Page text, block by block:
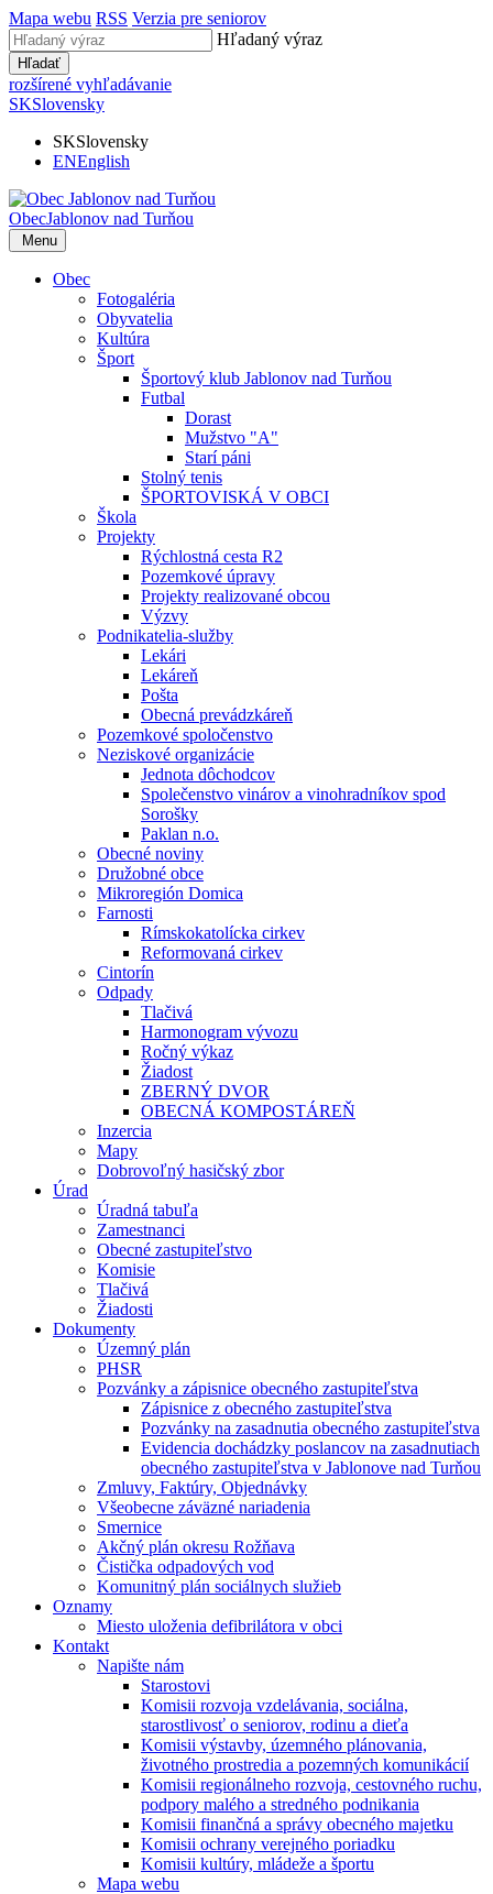
Mapa webu RSS Verzia pre seniorov
Hľadaný výraz
Hľadať
rozšírené vyhľadávanie
SKSlovensky
SKSlovensky
ENEnglish
ObecJablonov nad Turňou
Menu
Obec
Fotogaléria
Obyvatelia
Kultúra
Šport
Športový klub Jablonov nad Turňou
Futbal
Dorast
Mužstvo "A"
Starí páni
Stolný tenis
ŠPORTOVISKÁ V OBCI
Škola
Projekty
Rýchlostná cesta R2
Pozemkové úpravy
Projekty realizované obcou
Výzvy
Podnikatelia-služby
Lekári
Lekáreň
Pošta
Obecná prevádzkáreň
Pozemkové spoločenstvo
Neziskové organizácie
Jednota dôchodcov
Společenstvo vinárov a vinohradníkov spod
Sorošky
Paklan n.o.
Obecné noviny
Družobné obce
Mikroregión Domica
Farnosti
Rímskokatolícka cirkev
Reformovaná cirkev
Cintorín
Odpady
Tlačivá
Harmonogram vývozu
Ročný výkaz
Žiadost
ZBERNÝ DVOR
OBECNÁ KOMPOSTÁREŇ
Inzercia
Mapy
Dobrovoľný hasičský zbor
Úrad
Úradná tabuľa
Zamestnanci
Obecné zastupiteľstvo
Komisie
Tlačivá
Žiadosti
Dokumenty
Územný plán
PHSR
Pozvánky a zápisnice obecného zastupiteľstva
Zápisnice z obecného zastupiteľstva
Pozvánky na zasadnutia obecného zastupiteľstva
Evidencia dochádzky poslancov na zasadnutiach
obecného zastupiteľstva v Jablonove nad Turňou
Zmluvy, Faktúry, Objednávky
Všeobecne záväzné nariadenia
Smernice
Akčný plán okresu Rožňava
Čistička odpadových vod
Komunitný plán sociálnych služieb
Oznamy
Miesto uloženia defibrilátora v obci
Kontakt
Napište nám
Starostovi
Komisii rozvoja vzdelávania, sociálna,
starostlivosť o seniorov, rodinu a dieťa
Komisii výstavby, územného plánovania,
životného prostredia a pozemných komunikácií
Komisii regionálneho rozvoja, cestovného ruchu,
podpory malého a stredného podnikania
Komisii finančná a správy obecného majetku
Komisii ochrany verejného poriadku
Komisii kultúry, mládeže a športu
Mapa webu